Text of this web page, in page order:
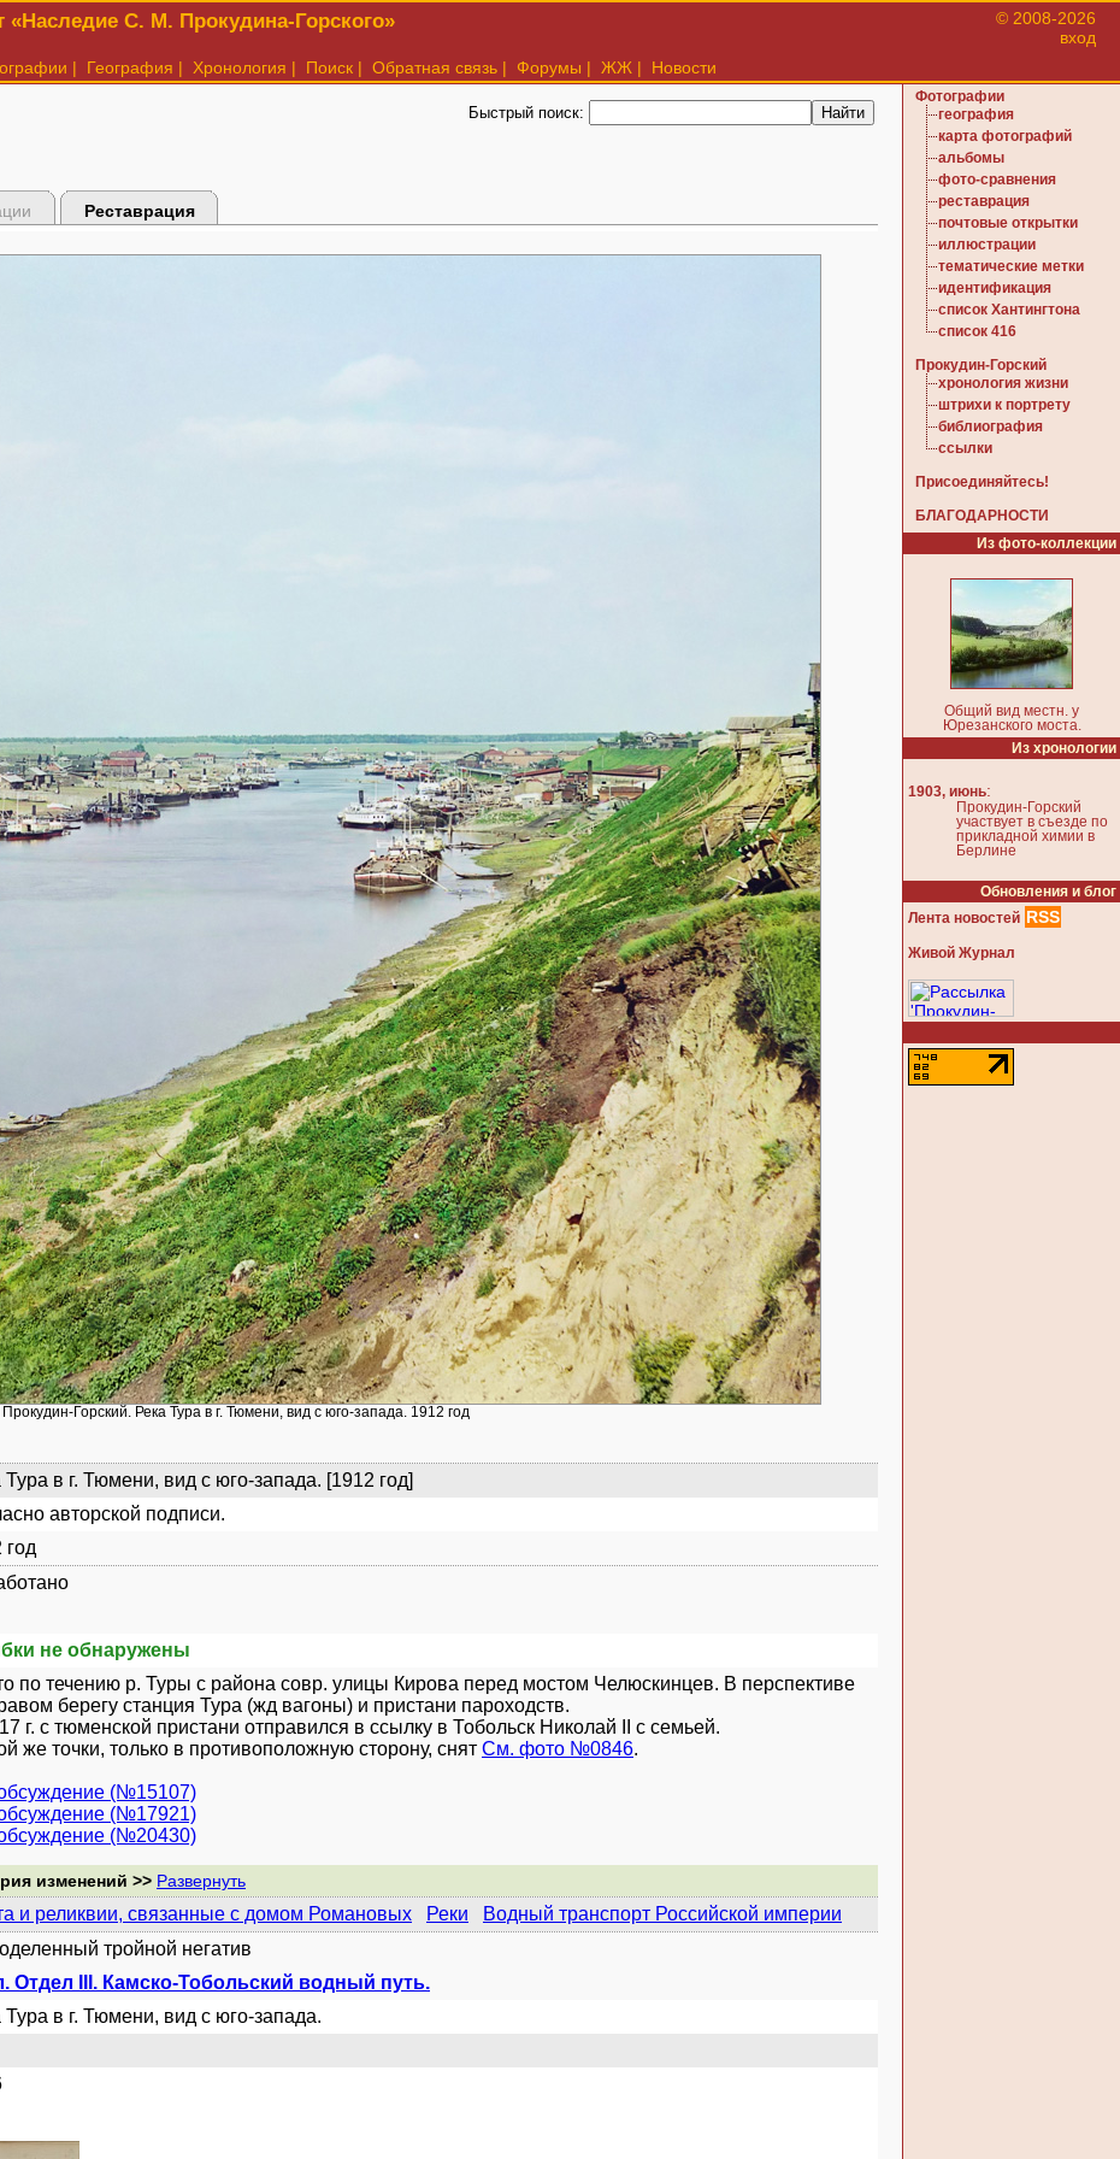
С. М. Прокудина-Горского»
© 2008-2026
вход
| География | Хронология | Поиск | Обратная связь | Форумы | ЖЖ | Новости
Быстрый поиск:
Реставрация
Горский. Река Тура в г. Тюмени, вид с юго-запада. 1912 год
Тура в г. Тюмени, вид с юго-запада. [1912 год]
авторской подписи.
год
не обнаружены
по течению р. Туры с района совр. улицы Кирова перед мостом Челюскинцев. В перспективе
берегу станция Тура (жд вагоны) и пристани пароходств.
г. с тюменской пристани отправился в ссылку в Тобольск Николай II с семьей.
же точки, только в противоположную сторону, снят См. фото №0846.
(№15107)
(№17921)
(№20430)
изменений >> Развернуть
и реликвии, связанные с домом Романовых Реки Водный транспорт Российской империи
тройной негатив
Отдел III. Камско-Тобольский водный путь.
Тура в г. Тюмени, вид с юго-запада.
Фотографии
география
карта фотографий
альбомы
фото-сравнения
реставрация
почтовые открытки
иллюстрации
тематические метки
идентификация
список Хантингтона
список 416
Прокудин-Горский
хронология жизни
штрихи к портрету
библиография
ссылки
Присоединяйтесь!
БЛАГОДАРНОСТИ
Из фото-коллекции
Общий вид местн. у
Юрезанского моста.
Из хронологии
1903, июнь:
Прокудин-Горский
участвует в съезде по
прикладной химии в
Берлине
Обновления и блог
Лента новостей RSS
Живой Журнал